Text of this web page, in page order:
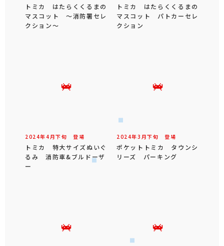
トミカ はたらくくるまの
マスコット ～消防署セレ
クション～
トミカ はたらくくるまの
マスコット パトカーセレ
クション
2024年4 月下旬 登場
トミカ 特大サイズぬいぐ
るみ 消防車&ブルドーザ
ー
2024年3 月下旬 登場
ポケットトミカ タウンシ
リーズ パーキング